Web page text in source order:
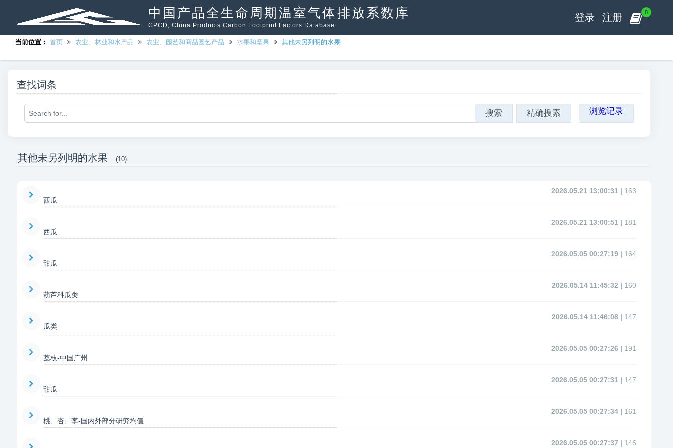
0
注册
登录
中国产品全生命周期温室气体排放系数库
CPCD, China Products Carbon Footprint Factors Database
当前位置： 首页 农业、林业和水产品 农业、园艺和商品园艺产品 水果和坚果 其他未另列明的水果
查找词条
搜索 精确搜索 浏览记录
其他未另列明的水果 (10)
2026.05.21 13:00:31 | 163
西瓜
2026.05.21 13:00:51 | 181
西瓜
2026.05.05 00:27:19 | 164
甜瓜
2026.05.14 11:45:32 | 160
葫芦科瓜类
2026.05.14 11:46:08 | 147
瓜类
2026.05.05 00:27:26 | 191
荔枝-中国广州
2026.05.05 00:27:31 | 147
甜瓜
2026.05.05 00:27:34 | 161
桃、杏、李-国内外部分研究均值
2026.05.05 00:27:37 | 146